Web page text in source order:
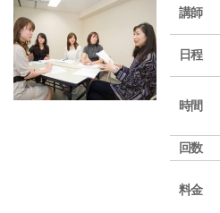
講師
日程
時間
回数
料金